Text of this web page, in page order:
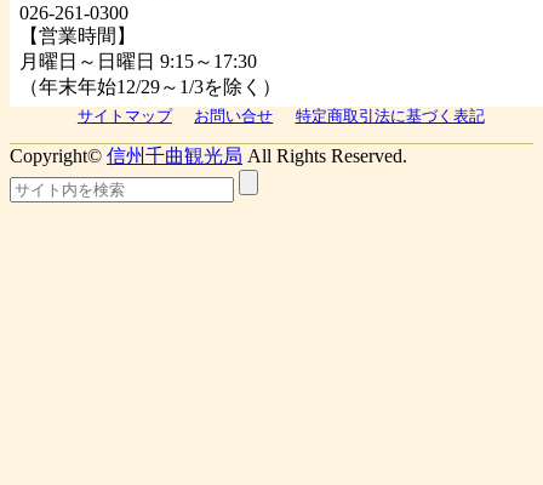
026-261-0300
【営業時間】
月曜日～日曜日 9:15～17:30
（年末年始12/29～1/3を除く）
サイトマップ お問い合せ 特定商取引法に基づく表記
Copyright© 信州千曲観光局 All Rights Reserved.